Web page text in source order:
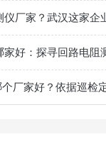
仪厂家？武汉这家企